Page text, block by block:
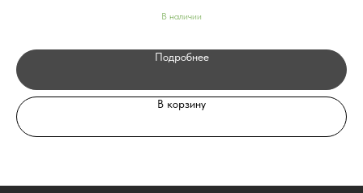
В наличии
Подробнее
В корзину